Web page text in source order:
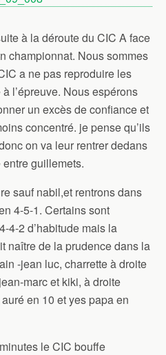
à la déroute du CIC A face
championnat. Nous sommes
a ne pas reproduire les
l’épreuve. Nous espérons
un excès de confiance et
concentré. je pense qu’ils
on va leur rentrer dedans
guillemets.
sauf nabil,et rentrons dans
4-5-1. Certains sont
4-2 d’habitude mais la
naître de la prudence dans la
-jean luc, charrette à droite
marc et kiki, à droite
en 10 et yes papa en
le CIC bouffe